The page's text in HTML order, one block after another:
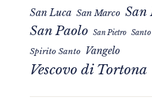
San Luca San Marco San
San Paolo San Pietro
Spirito Santo Vangelo
Vescovo di Tortona